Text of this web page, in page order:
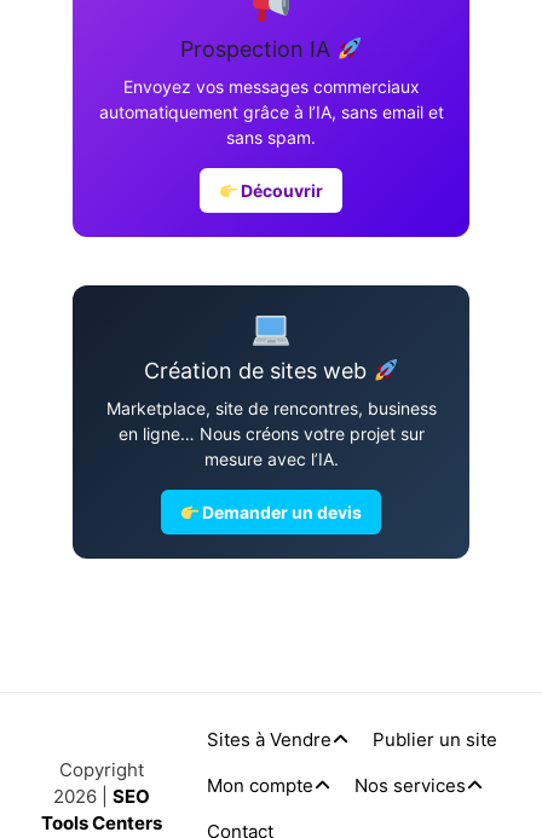
Prospection IA
Envoyez vos messages commerciaux
automatiquement grâce à l’IA, sans email et
sans spam.
Découvrir
Création de sites web
Marketplace, site de rencontres, business
en ligne… Nous créons votre projet sur
mesure avec l’IA.
Demander un devis
Copyright
2026 | SEO
Tools Centers
Sites à Vendre
Publier un site
Mon compte
Nos services
Contact